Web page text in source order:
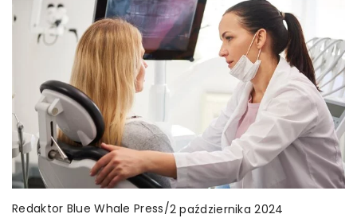
Redaktor Blue Whale Press/2 października 2024